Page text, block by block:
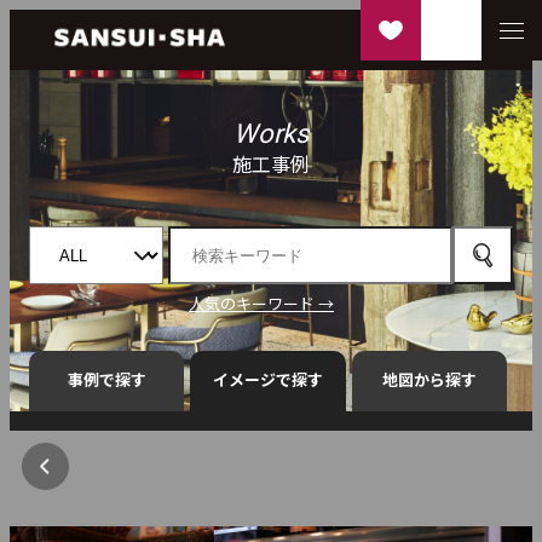
Works
施工事例
人気のキーワード →
事例で探す イメージで探す 地図から探す